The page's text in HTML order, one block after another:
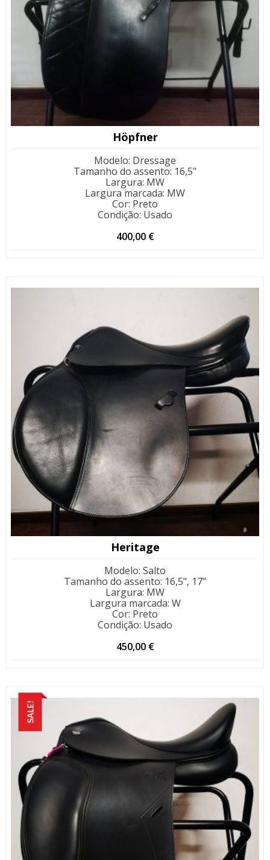
Höpfner
Modelo: Dressage
Tamanho do assento: 16,5"
Largura: MW
Largura marcada: MW
Cor: Preto
Condição: Usado
400,00 €
Heritage
Modelo: Salto
Tamanho do assento: 16,5", 17"
Largura: MW
Largura marcada: W
Cor: Preto
Condição: Usado
450,00 €
SALE!